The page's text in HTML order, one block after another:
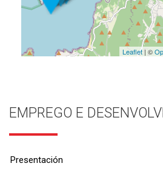
Leaflet| ©
EMPREGO E
Presentación